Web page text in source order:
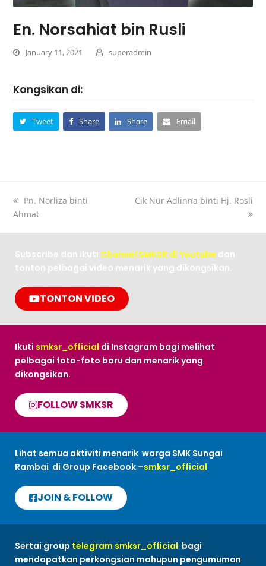
En. Norsahiat bin Rusli
January 11, 2021 superadmin
Kongsikan di:
Tweet Share Share Email
Pn. Norliza binti
Ahmat
Cik Nur Adlinna binti Hj. Rosli
Subscribe dan ikuti Channel SMKSR di Youtube dan
tonton pelbagai video menarik yang dikongsikan.
TONTON VIDEO
Ikuti smksr_official di Instagram bagi melihat
pelbagai foto-foto baru dan menarik yang
dikongsikan.
FOLLOW SMKSR
Lihat semua aktiviti menarik warga SMK Sungai
Rambai di Group Facebook –smksr_official
JOIN & FOLLOW
Sertai group telegram smksr_official bagi
mendapatkan perkongsian mahupun pengumuman